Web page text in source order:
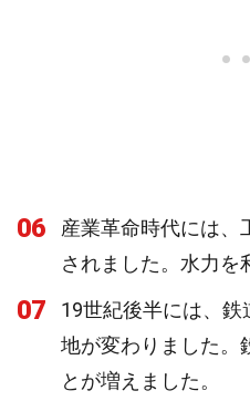
06
産業革命時代には、
されました。水力を
07
19世紀後半には、
地が変わりました。
とが増えました。